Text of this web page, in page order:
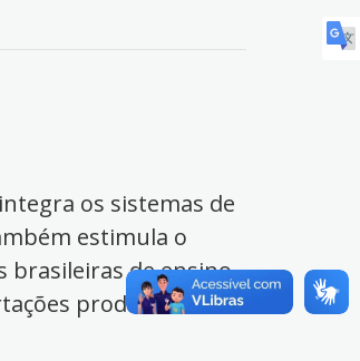
os sistemas de
estimula o
brasileiras de ensino
produzidas no